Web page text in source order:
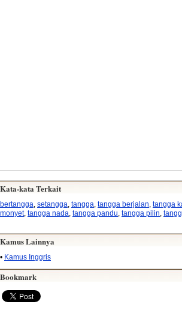
Kata-kata Terkait
bertangga setangga tangga tangga berjalan tangga
monyet, tangga nada tangga pandu tangga pilin
Kamus Lainnya
• Kamus Inggris
Bookmark